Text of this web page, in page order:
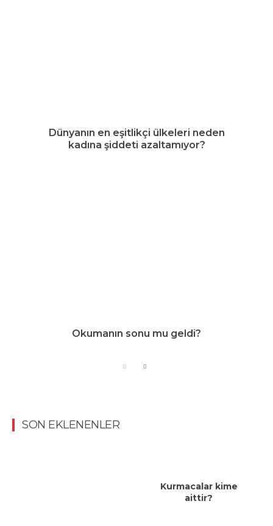
Dünyanın en eşitlikçi ülkeleri neden
kadına şiddeti azaltamıyor?
Okumanın sonu mu geldi?
SON EKLENENLER
Kurmacalar kime
aittir?